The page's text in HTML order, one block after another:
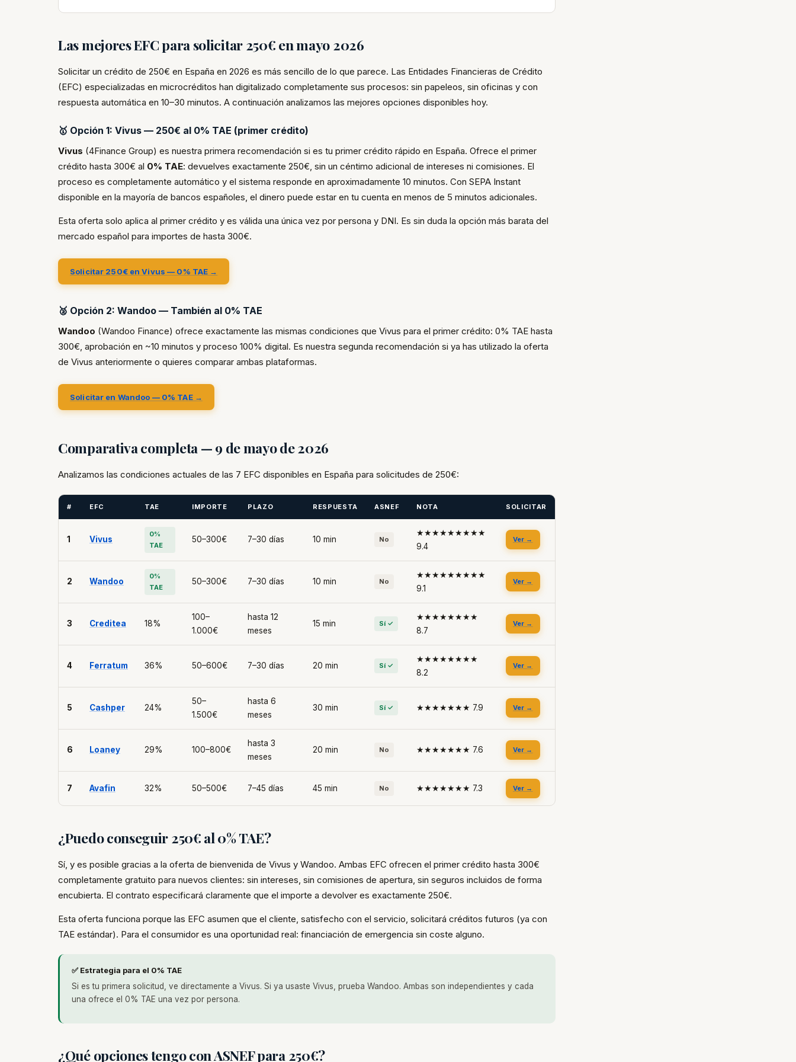
Las mejores EFC para solicitar 250€ en mayo 2026
Solicitar un crédito de 250€ en España en 2026 es más sencillo de lo que parece. Las Entidades Financieras de Crédito
(EFC) especializadas en microcréditos han digitalizado completamente sus procesos: sin papeleos, sin oficinas y con
respuesta automática en 10–30 minutos. A continuación analizamos las mejores opciones disponibles hoy.
🥇 Opción 1: Vivus — 250€ al 0% TAE (primer crédito)
Vivus (4Finance Group) es nuestra primera recomendación si es tu primer crédito rápido en España. Ofrece el primer
crédito hasta 300€ al 0% TAE: devuelves exactamente 250€, sin un céntimo adicional de intereses ni comisiones. El
proceso es completamente automático y el sistema responde en aproximadamente 10 minutos. Con SEPA Instant
disponible en la mayoría de bancos españoles, el dinero puede estar en tu cuenta en menos de 5 minutos adicionales.
Esta oferta solo aplica al primer crédito y es válida una única vez por persona y DNI. Es sin duda la opción más barata del
mercado español para importes de hasta 300€.
Solicitar 250€ en Vivus — 0% TAE →
🥈 Opción 2: Wandoo — También al 0% TAE
Wandoo (Wandoo Finance) ofrece exactamente las mismas condiciones que Vivus para el primer crédito: 0% TAE hasta
300€, aprobación en ~10 minutos y proceso 100% digital. Es nuestra segunda recomendación si ya has utilizado la oferta
de Vivus anteriormente o quieres comparar ambas plataformas.
Solicitar en Wandoo — 0% TAE →
Comparativa completa — 9 de mayo de 2026
Analizamos las condiciones actuales de las 7 EFC disponibles en España para solicitudes de 250€:
# EFC TAE IMPORTE PLAZO RESPUESTA ASNEF NOTA SOLICITAR
1 Vivus
0%
TAE
50–300€ 7–30 días 10 min No
★★★★★★★★★
9.4
Ver →
2 Wandoo
0%
TAE
50–300€ 7–30 días 10 min No
★★★★★★★★★
9.1
Ver →
3 Creditea 18%
100–
1.000€
hasta 12
meses
15 min Sí ✓
★★★★★★★★
8.7
Ver →
4 Ferratum 36% 50–600€ 7–30 días 20 min Sí ✓
★★★★★★★★
8.2
Ver →
5 Cashper 24%
50–
1.500€
hasta 6
meses
30 min Sí ✓ ★★★★★★★ 7.9 Ver →
6 Loaney 29% 100–800€
hasta 3
meses
20 min No ★★★★★★★ 7.6 Ver →
7 Avafin 32% 50–500€ 7–45 días 45 min No ★★★★★★★ 7.3 Ver →
¿Puedo conseguir 250€ al 0% TAE?
Sí, y es posible gracias a la oferta de bienvenida de Vivus y Wandoo. Ambas EFC ofrecen el primer crédito hasta 300€
completamente gratuito para nuevos clientes: sin intereses, sin comisiones de apertura, sin seguros incluidos de forma
encubierta. El contrato especificará claramente que el importe a devolver es exactamente 250€.
Esta oferta funciona porque las EFC asumen que el cliente, satisfecho con el servicio, solicitará créditos futuros (ya con
TAE estándar). Para el consumidor es una oportunidad real: financiación de emergencia sin coste alguno.
✅ Estrategia para el 0% TAE
Si es tu primera solicitud, ve directamente a Vivus. Si ya usaste Vivus, prueba Wandoo. Ambas son independientes y cada
una ofrece el 0% TAE una vez por persona.
¿Qué opciones tengo con ASNEF para 250€?